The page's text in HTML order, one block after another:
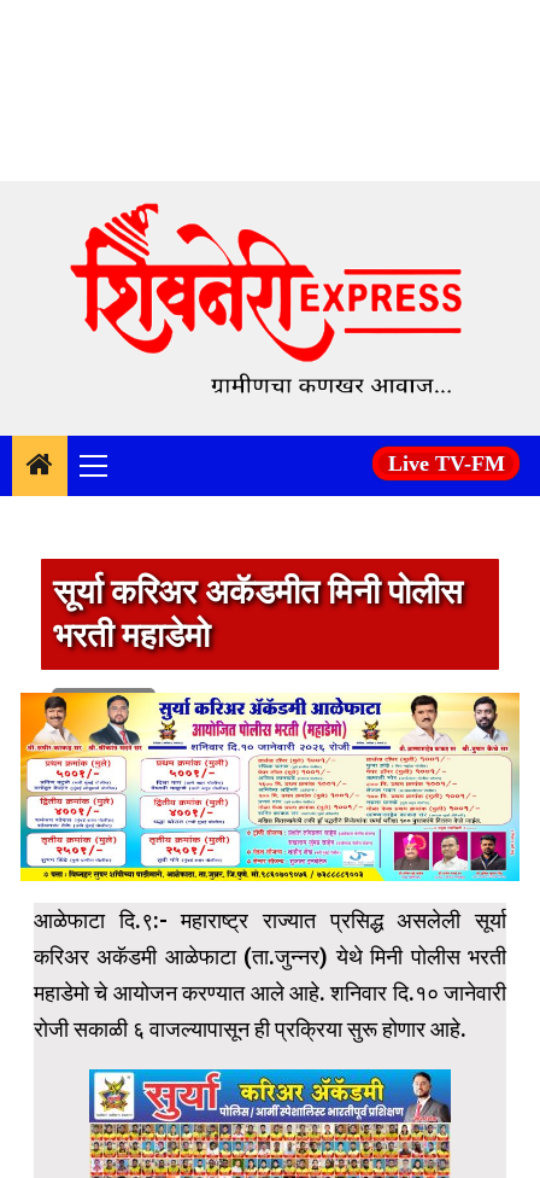
content
Primary
Menu
Live TV-FM
सूर्या करिअर अकॅडमीत मिनी पोलीस
भरती महाडेमो
1 min read
आळेफाटा दि.९:- महाराष्ट्र राज्यात प्रसिद्ध असलेली सूर्या
करिअर अकॅडमी आळेफाटा (ता.जुन्नर) येथे मिनी पोलीस भरती
महाडेमो चे आयोजन करण्यात आले आहे. शनिवार दि.१० जानेवारी
रोजी सकाळी ६ वाजल्यापासून ही प्रक्रिया सुरू होणार आहे.